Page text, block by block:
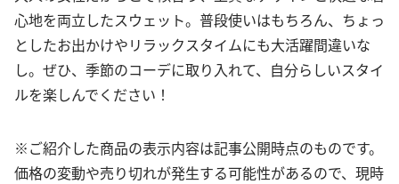
心地を両立したスウェット。普段使いはもちろん、ちょっ
としたお出かけやリラックスタイムにも大活躍間違いな
し。ぜひ、季節のコーデに取り入れて、自分らしいスタイ
ルを楽しんでください！
※ご紹介した商品の表示内容は記事公開時点のものです。
価格の変動や売り切れが発生する可能性があるので、現時